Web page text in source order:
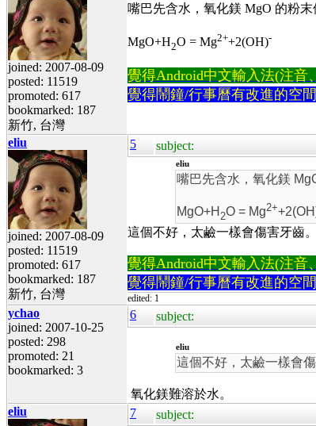
joined: 2007-08-09
posted: 11519
promoted: 617
bookmarked: 187
新竹, 台灣
嘴巴先含水，氧化鎂 MgO 的粉
MgO+H2O = Mg2++2(OH)-
覺得Android中文輸入法(注
覺得鬧鐘/行事曆有改進的空間
eliu
joined: 2007-08-09
posted: 11519
promoted: 617
bookmarked: 187
新竹, 台灣
5 subject:
eliu
嘴巴先含水，氧化鎂
MgO+H 2O = Mg2+
這個不好，太鹼一樣會傷害牙齒
覺得Android中文輸入法(注
覺得鬧鐘/行事曆有改進的空間
edited: 1
ychao
joined: 2007-10-25
posted: 298
promoted: 21
bookmarked: 3
6 subject:
eliu
這個不好，太鹼一樣會
氧化鎂難溶於水。
eliu
7 subject: